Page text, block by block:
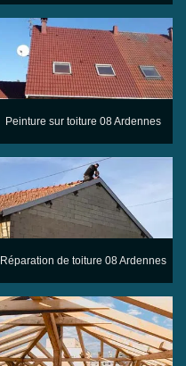
Peinture sur toiture 08 Ardennes
Réparation de toiture 08 Ardennes